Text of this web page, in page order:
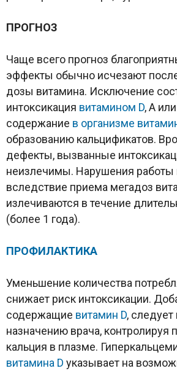
ПРОГНОЗ
Чаще всего прогноз
эффекты обычно исчезают
дозы витамина. Исключение
интоксикация витамином D, A
содержание в организме
образованию кальцификатов.
дефекты, вызванные
неизлечимы. Нарушения работы
вследствие приема мегадоз
излечиваются в течение
(более 1 года).
ПРОФИЛАКТИКА
Уменьшение количества
снижает риск интоксикации.
содержащие витамин D,
назначению врача, контролируя
кальция в плазме.
витамина D указывает на